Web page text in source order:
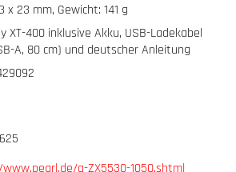
x 23 mm, Gewicht: 141 g
XT-400 inklusive Akku, USB-Ladekabel
A, 80 cm) und deutscher Anleitung
5530-625
a-ZX5530-1050.shtml